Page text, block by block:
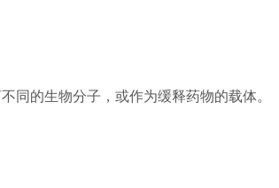
的生物分子，或作为缓释药物的载体。